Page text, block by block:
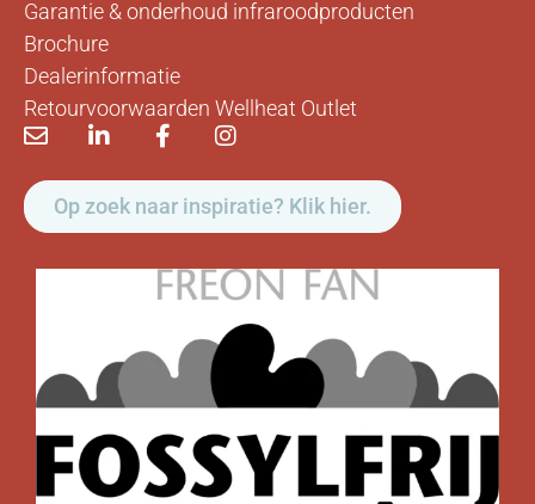
Garantie & onderhoud infraroodproducten
Brochure
Dealerinformatie
Retourvoorwaarden Wellheat Outlet
Op zoek naar inspiratie? Klik hier.